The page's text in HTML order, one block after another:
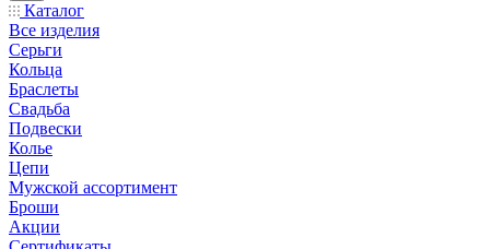
Каталог
Все изделия
Серьги
Кольца
Браслеты
Свадьба
Подвески
Колье
Цепи
Мужской ассортимент
Броши
Акции